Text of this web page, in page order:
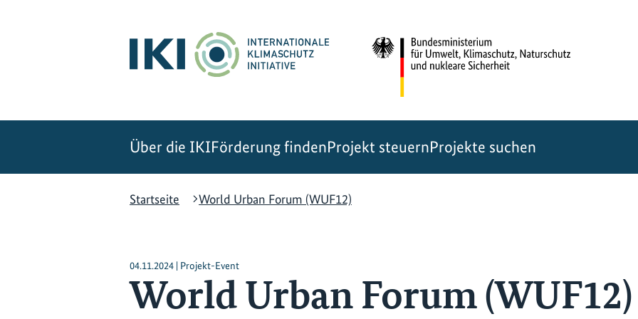
Über die IKIFörderung findenProjekt steuernProjekte suchen
Startseite
World Urban Forum (WUF12)
04.11.2024 | Projekt-Event
World Urban Forum (WUF12)